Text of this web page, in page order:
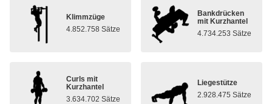
Klimmzüge
4.852.758 Sätze
Bankdrücken
mit Kurzhantel
4.734.253 Sätze
Curls mit
Kurzhantel
3.634.702 Sätze
Liegestütze
2.928.475 Sätze